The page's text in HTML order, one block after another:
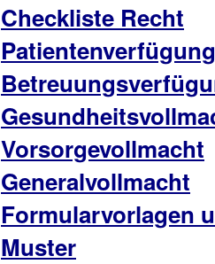
Checkliste Recht
Patientenverfügung
Vorsorgevollmacht
Generalvollmacht
Formularvorlagen
Muster